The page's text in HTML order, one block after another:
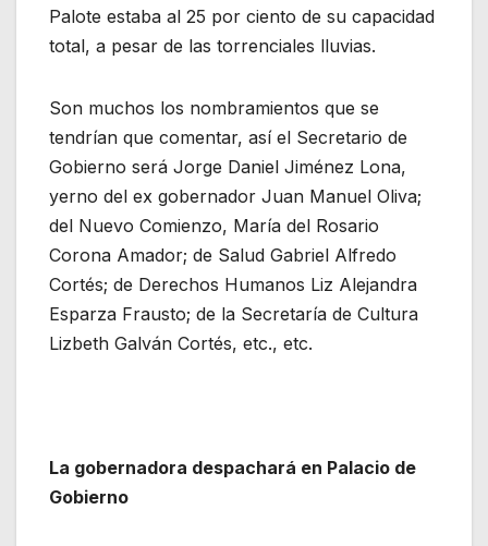
Palote estaba al 25 por ciento de su capacidad
total, a pesar de las torrenciales lluvias.
Son muchos los nombramientos que se
tendrían que comentar, así el Secretario de
Gobierno será Jorge Daniel Jiménez Lona,
yerno del ex gobernador Juan Manuel Oliva;
del Nuevo Comienzo, María del Rosario
Corona Amador; de Salud Gabriel Alfredo
Cortés; de Derechos Humanos Liz Alejandra
Esparza Frausto; de la Secretaría de Cultura
Lizbeth Galván Cortés, etc., etc.
La gobernadora despachará en Palacio de
Gobierno